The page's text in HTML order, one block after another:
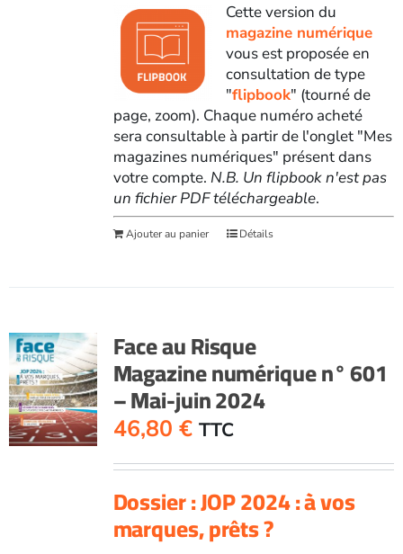
Cette version du
magazine numérique
vous est proposée en
consultation de type
"flipbook" (tourné de
page, zoom). Chaque numéro acheté
sera consultable à partir de l'onglet "Mes
magazines numériques" présent dans
votre compte. N.B. Un flipbook n'est pas
un fichier PDF téléchargeable.
Ajouter au panier Détails
Face au Risque
Magazine numérique n° 601
– Mai-juin 2024
46,80 € TTC
Dossier : JOP 2024 : à vos
marques, prêts ?